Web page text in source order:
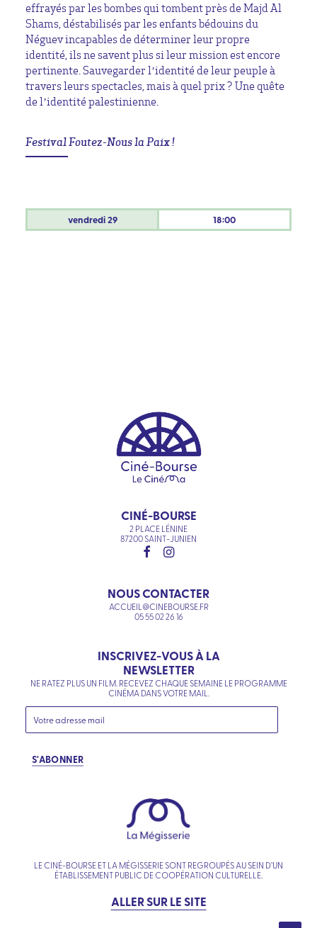
effrayés par les bombes qui tombent près de Majd Al
Shams, déstabilisés par les enfants bédouins du
Néguev incapables de déterminer leur propre
identité, ils ne savent plus si leur mission est encore
pertinente. Sauvegarder l’identité de leur peuple à
travers leurs spectacles, mais à quel prix ? Une quête
de l’identité palestinienne.
Festival Foutez-Nous la Paix !
vendredi29 18:00
CINÉ-BOURSE
2 PLACE LÉNINE
87200 SAINT-JUNIEN
NOUS CONTACTER
ACCUEIL@CINEBOURSE.FR
05 55 02 26 16
INSCRIVEZ-VOUS À LA
NEWSLETTER
NE RATEZ PLUS UN FILM. RECEVEZ CHAQUE SEMAINE LE PROGRAMME
CINÉMA DANS VOTRE MAIL.
S'ABONNER
LE CINÉ-BOURSE ET LA MÉGISSERIE SONT REGROUPÉS AU SEIN D’UN
ÉTABLISSEMENT PUBLIC DE COOPÉRATION CULTURELLE.
ALLER SUR LE SITE